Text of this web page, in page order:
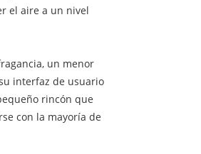
el aire a un nivel
un menor
interfaz de usuario
rincón que
con la mayoría de